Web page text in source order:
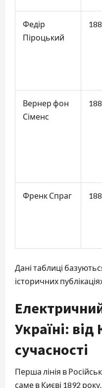
Федір
Піроцький
Вернер фон
Сіменс
Френк Спраг
Дані таблиці
історичних
Україні:
сучасності
Перша лінія в
саме в Києві 1892